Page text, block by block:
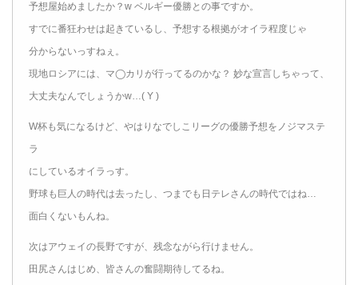
予想屋始めましたか？w ベルギー優勝との事ですか。
すでに番狂わせは起きているし、予想する根拠がオイラ程度じゃ
分からないっすねぇ。
現地ロシアには、マ◯カリが行ってるのかな？ 妙な宣言しちゃって、
大丈夫なんでしょうかw…( Y )
W杯も気になるけど、やはりなでしこリーグの優勝予想をノジマステ
ラ
にしているオイラっす。
野球も巨人の時代は去ったし、つまでも日テレさんの時代ではね…
面白くないもんね。
次はアウェイの長野ですが、残念ながら行けません。
田尻さんはじめ、皆さんの奮闘期待してるね。